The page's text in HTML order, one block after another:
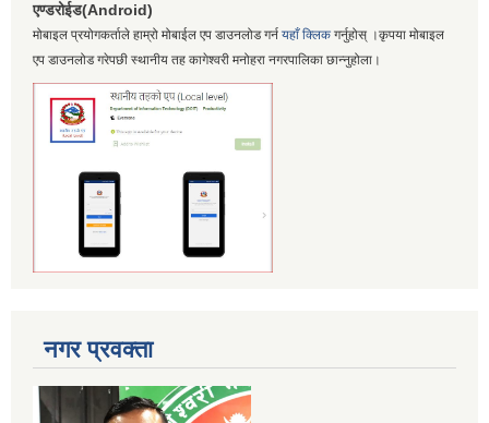
एण्डरोईड(Android)
मोबाइल प्रयोगकर्ताले हाम्रो मोबाईल एप डाउनलोड गर्न यहाँ क्लिक गर्नुहोस् ।कृपया मोबाइल
एप डाउनलोड गरेपछी स्थानीय तह कागेश्वरी मनोहरा नगरपालिका छान्नुहोला।
नगर प्रवक्ता